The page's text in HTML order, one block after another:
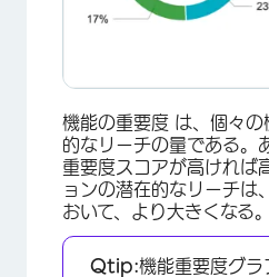
機能の重要度 は、個々の
的なリーチの量である。
重要度スコアが高ければ
ョンの潜在的なリーチは
おいて、より大きくなる。
Qtip:機能重要度グラ